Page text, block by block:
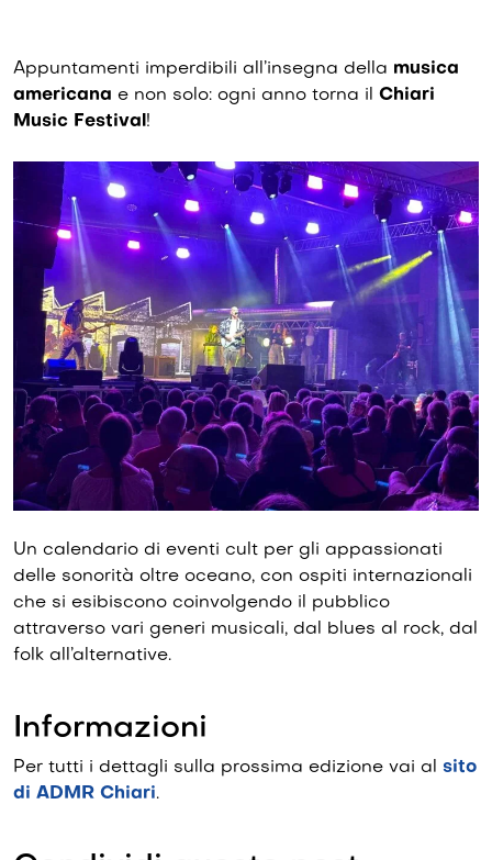
Appuntamenti imperdibili all’insegna della musica
americana e non solo: ogni anno torna il Chiari
Music Festival!
Un calendario di eventi cult per gli appassionati
delle sonorità oltre oceano, con ospiti internazionali
che si esibiscono coinvolgendo il pubblico
attraverso vari generi musicali, dal blues al rock, dal
folk all’alternative.
Informazioni
Per tutti i dettagli sulla prossima edizione vai al sito
di ADMR Chiari.